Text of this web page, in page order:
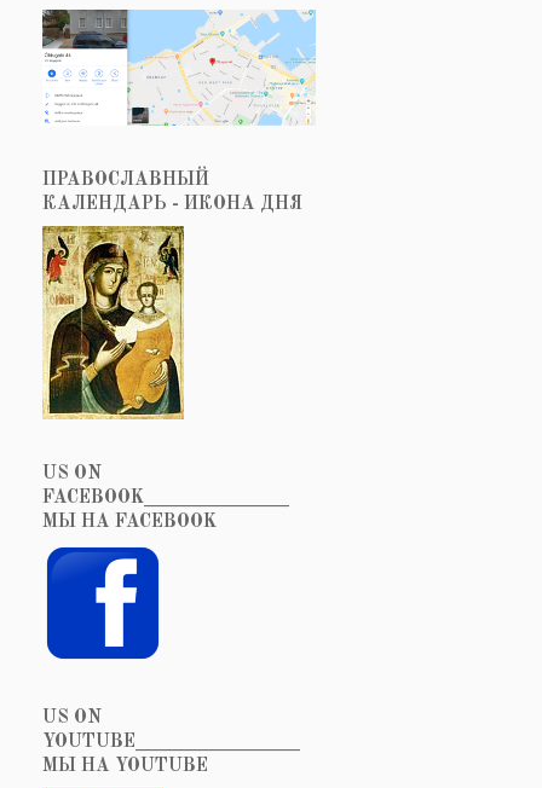
ПРАВОСЛАВНЫЙ
КАЛЕНДАРЬ - ИКОНА ДНЯ
US ON
FACEBOOK_______________
МЫ НА FACEBOOK
US ON
YOUTUBE_________________
МЫ НА YOUTUBE